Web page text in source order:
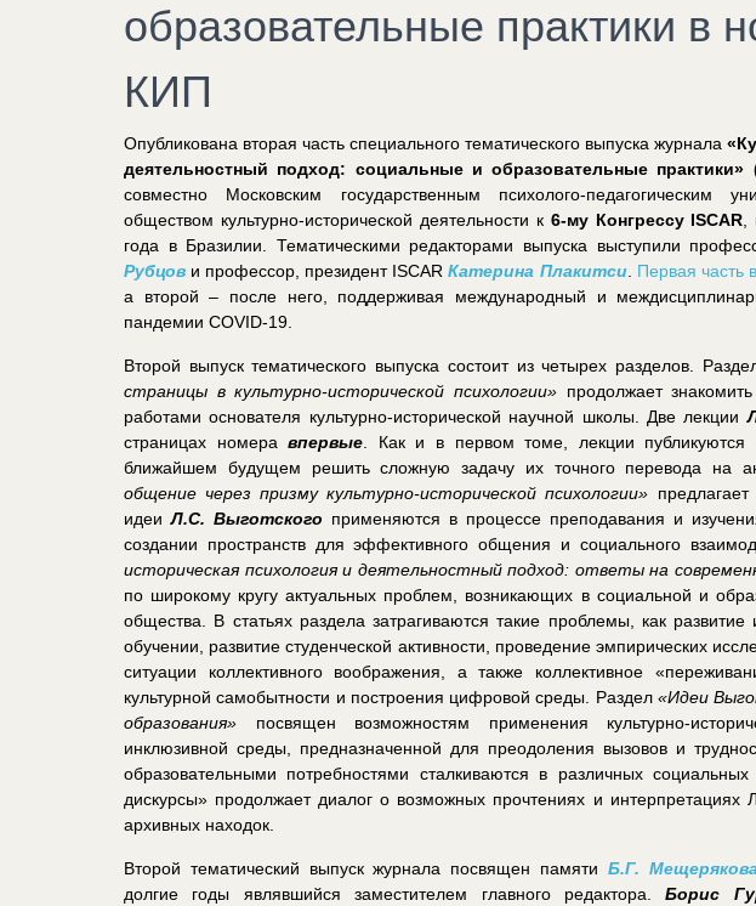
образовательные практики в
КИП
Опубликована вторая часть специального тематического выпуска журнала
деятельностный подход: социальные и образовательные практики»
совместно Московским государственным психолого-педагогическим
обществом культурно-исторической деятельности к 6-му Конгрессу ISCAR
года в Бразилии. Тематическими редакторами выпуска выступили
Рубцов и профессор, президент ISCARКатерина Плакитси. Первая часть
а второй – после него, поддерживая международный и
пандемии COVID-19.
Второй выпуск тематического выпуска состоит из четырех разделов.
страницы в культурно-исторической психологии»продолжает
работами основателя культурно-исторической научной школы. Две лекции
страницах номеравпервые . Как и в первом томе, лекции
ближайшем будущем решить сложную задачу их точного перевода на
общение через призму культурно-исторической психологии»
идеиЛ.С. Выготского применяются в процессе преподавания и
создании пространств для эффективного общения и социального
историческая психология и деятельностный подход: ответы на
по широкому кругу актуальных проблем, возникающих в социальной и
общества. В статьях раздела затрагиваются такие проблемы, как развитие
обучении, развитие студенческой активности, проведение эмпирических
ситуации коллективного воображения, а также коллективное
культурной самобытности и построения цифровой среды. Раздел «Идеи
образования» посвящен возможностям применения культурно-
инклюзивной среды, предназначенной для преодоления вызовов и
образовательными потребностями сталкиваются в различных
дискурсы» продолжает диалог о возможных прочтениях и интерпретациях
архивных находок.
Второй тематический выпуск журнала посвящен памяти Б.Г. Мещерякова
долгие годы являвшийся заместителем главного редактора.Борис